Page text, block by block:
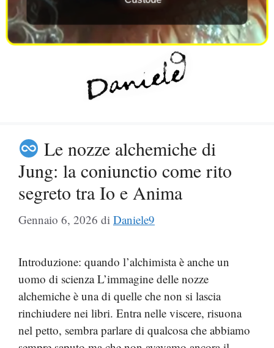
Custode
Le nozze alchemiche di
Jung: la coniunctio come rito
segreto tra Io e Anima
Gennaio 6, 2026 di Daniele9
Introduzione: quando l’alchimista è anche un
uomo di scienza L’immagine delle nozze
alchemiche è una di quelle che non si lascia
rinchiudere nei libri. Entra nelle viscere, risuona
nel petto, sembra parlare di qualcosa che abbiamo